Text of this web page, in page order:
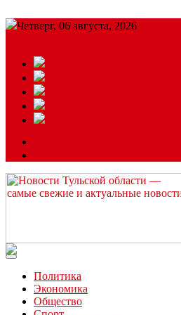
Четверг, 06 августа, 2026
Читайте последние новости дня в
Политика
Экономика
Общество